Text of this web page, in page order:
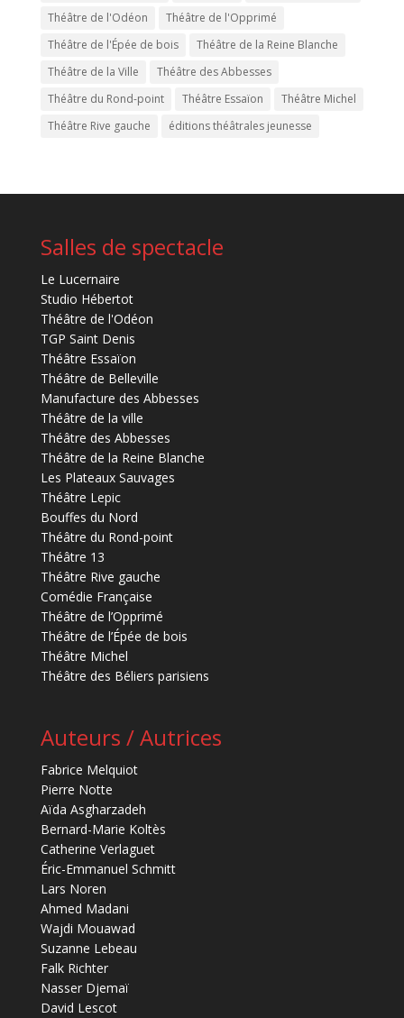
Théâtre de l'Odéon
Théâtre de l'Opprimé
Théâtre de l'Épée de bois
Théâtre de la Reine Blanche
Théâtre de la Ville
Théâtre des Abbesses
Théâtre du Rond-point
Théâtre Essaïon
Théâtre Michel
Théâtre Rive gauche
éditions théâtrales jeunesse
Salles de spectacle
Le Lucernaire
Studio Hébertot
Théâtre de l'Odéon
TGP Saint Denis
Théâtre Essaïon
Théâtre de Belleville
Manufacture des Abbesses
Théâtre de la ville
Théâtre des Abbesses
Théâtre de la Reine Blanche
Les Plateaux Sauvages
Théâtre Lepic
Bouffes du Nord
Théâtre du Rond-point
Théâtre 13
Théâtre Rive gauche
Comédie Française
Théâtre de l’Opprimé
Théâtre de l’Épée de bois
Théâtre Michel
Théâtre des Béliers parisiens
Auteurs / Autrices
Fabrice Melquiot
Pierre Notte
Aïda Asgharzadeh
Bernard-Marie Koltès
Catherine Verlaguet
Éric-Emmanuel Schmitt
Lars Noren
Ahmed Madani
Wajdi Mouawad
Suzanne Lebeau
Falk Richter
Nasser Djemaï
David Lescot